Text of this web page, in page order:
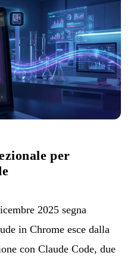
per
2025 segna
in Chrome esce dalla
con Claude Code, due